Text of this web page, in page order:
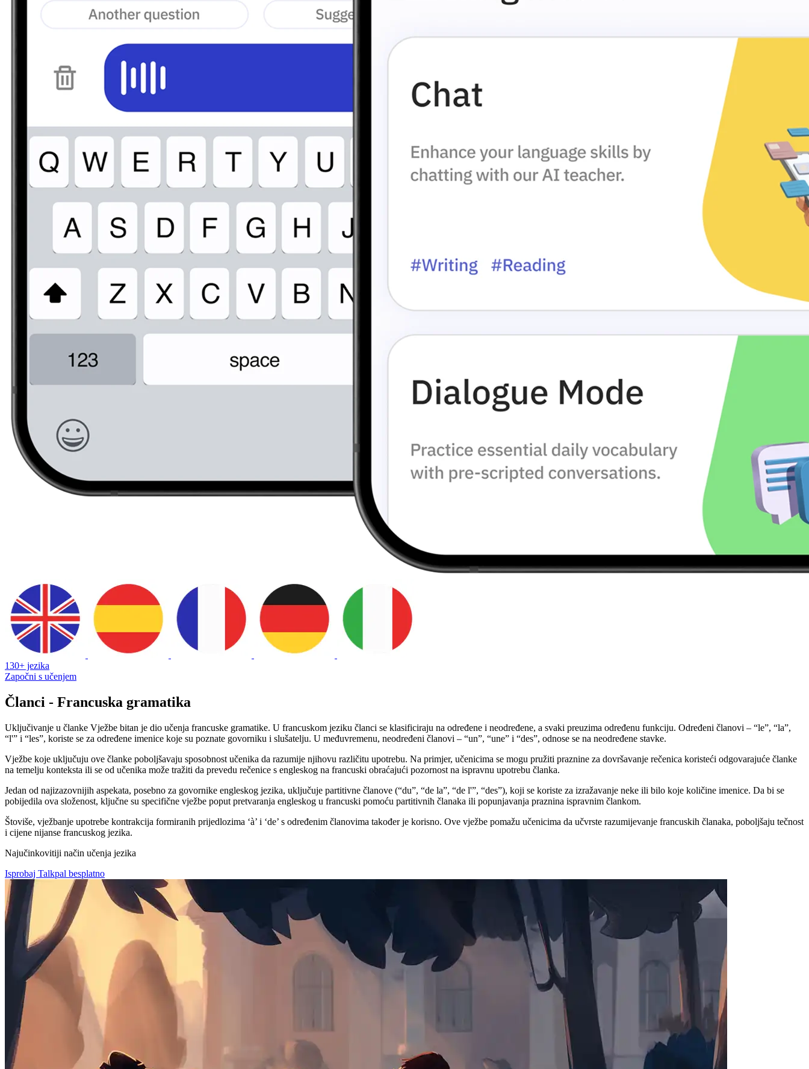
130+ jezika
Započni s učenjem
Članci - Francuska gramatika
Uključivanje u članke Vježbe bitan je dio učenja francuske gramatike. U francuskom jeziku članci se klasificiraju na određene i neodređene, a svaki preuzima određenu funkciju. Određeni članovi – “le”, “la”,
“l'” i “les”, koriste se za određene imenice koje su poznate govorniku i slušatelju. U međuvremenu, neodređeni članovi – “un”, “une” i “des”, odnose se na neodređene stavke.
Vježbe koje uključuju ove članke poboljšavaju sposobnost učenika da razumije njihovu različitu upotrebu. Na primjer, učenicima se mogu pružiti praznine za dovršavanje rečenica koristeći odgovarajuće članke
na temelju konteksta ili se od učenika može tražiti da prevedu rečenice s engleskog na francuski obraćajući pozornost na ispravnu upotrebu članka.
Jedan od najizazovnijih aspekata, posebno za govornike engleskog jezika, uključuje partitivne članove (“du”, “de la”, “de l'”, “des”), koji se koriste za izražavanje neke ili bilo koje količine imenice. Da bi se
pobijedila ova složenost, ključne su specifične vježbe poput pretvaranja engleskog u francuski pomoću partitivnih članaka ili popunjavanja praznina ispravnim člankom.
Štoviše, vježbanje upotrebe kontrakcija formiranih prijedlozima ‘à’ i ‘de’ s određenim članovima također je korisno. Ove vježbe pomažu učenicima da učvrste razumijevanje francuskih članaka, poboljšaju tečnost
i cijene nijanse francuskog jezika.
Najučinkovitiji način učenja jezika
Isprobaj Talkpal besplatno